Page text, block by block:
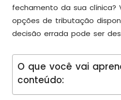
fechamento da sua clínica?
opções de tributação
decisão errada pode ser
O que você vai
conteúdo: